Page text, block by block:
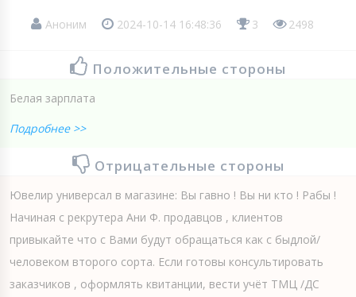
Аноним 2024-10-14 16:48:36 3 2498
Положительные стороны
Белая зарплата
Подробнее >>
Отрицательные стороны
Ювелир универсал в магазине: Вы гавно ! Вы ни кто ! Рабы !
Начиная с рекрутера Ани Ф. продавцов , клиентов
привыкайте что с Вами будут обращаться как с быдлой/
человеком второго сорта. Если готовы консультировать
заказчиков , оформлять квитанции, вести учёт ТМЦ /ДС